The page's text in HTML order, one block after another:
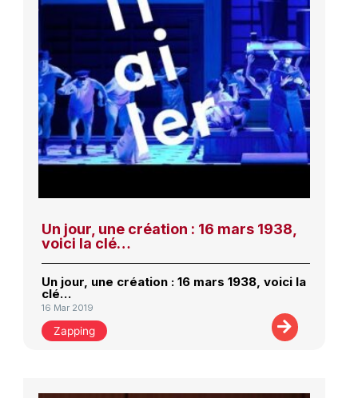
Un jour, une création : 16 mars 1938,
voici la clé…
Un jour, une création : 16 mars 1938, voici la
clé…
16 Mar 2019
Zapping